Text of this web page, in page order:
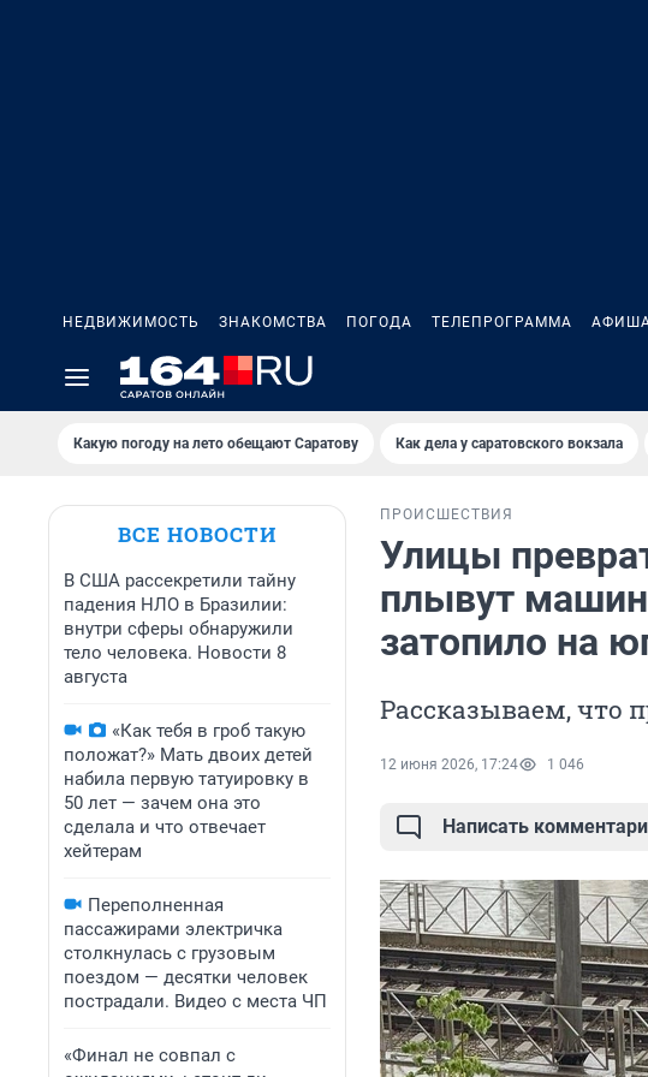
НЕДВИЖИМОСТЬ ЗНАКОМСТВА ПОГОДА ТЕЛЕПРОГРАММА
Какую погоду на лето обещают Саратову Как дела у саратовского вокзала
ВСЕ НОВОСТИ
В США рассекретили тайну
падения НЛО в Бразилии:
внутри сферы обнаружили
тело человека. Новости 8
августа
«Как тебя в гроб такую
положат?» Мать двоих детей
набила первую татуировку в
50 лет — зачем она это
сделала и что отвечает
хейтерам
Переполненная
пассажирами электричка
столкнулась с грузовым
поездом — десятки человек
пострадали. Видео с места ЧП
«Финал не совпал с
ПРОИСШЕСТВИЯ
Улицы
плывут
затопило на
Рассказываем, что
12 июня 2026, 17:24 1 046
Написать